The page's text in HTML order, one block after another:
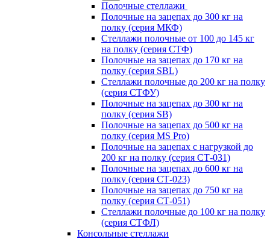
Полочные стеллажи
Полочные на зацепах до 300 кг на
полку (серия МКФ)
Стеллажи полочные от 100 до 145 кг
на полку (серия СТФ)
Полочные на зацепах до 170 кг на
полку (серия SBL)
Стеллажи полочные до 200 кг на полку
(серия СТФУ)
Полочные на зацепах до 300 кг на
полку (серия SB)
Полочные на зацепах до 500 кг на
полку (серия MS Pro)
Полочные на зацепах с нагрузкой до
200 кг на полку (серия СТ-031)
Полочные на зацепах до 600 кг на
полку (серия СТ-023)
Полочные на зацепах до 750 кг на
полку (серия СТ-051)
Стеллажи полочные до 100 кг на полку
(серия СТФЛ)
Консольные стеллажи